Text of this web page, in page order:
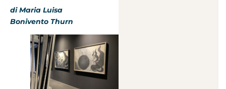
di Maria Luisa
Bonivento Thurn